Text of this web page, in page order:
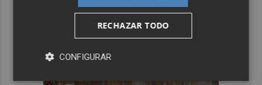
RECHAZAR TODO
CONFIGURAR